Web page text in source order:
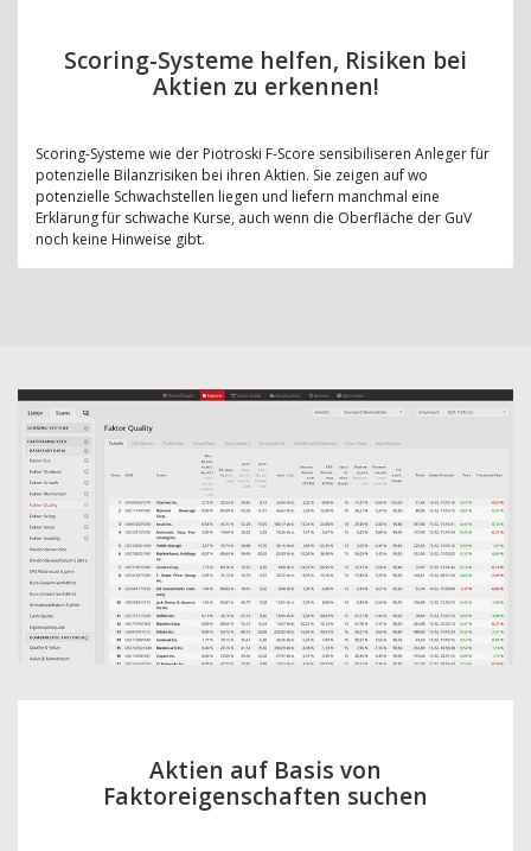
Scoring-Systeme helfen, Risiken bei
Aktien zu erkennen!
Scoring-Systeme wie der Piotroski F-Score sensibiliseren Anleger für
potenzielle Bilanzrisiken bei ihren Aktien. Sie zeigen auf wo
potenzielle Schwachstellen liegen und liefern manchmal eine
Erklärung für schwache Kurse, auch wenn die Oberfläche der GuV
noch keine Hinweise gibt.
Aktien auf Basis von
Faktoreigenschaften suchen